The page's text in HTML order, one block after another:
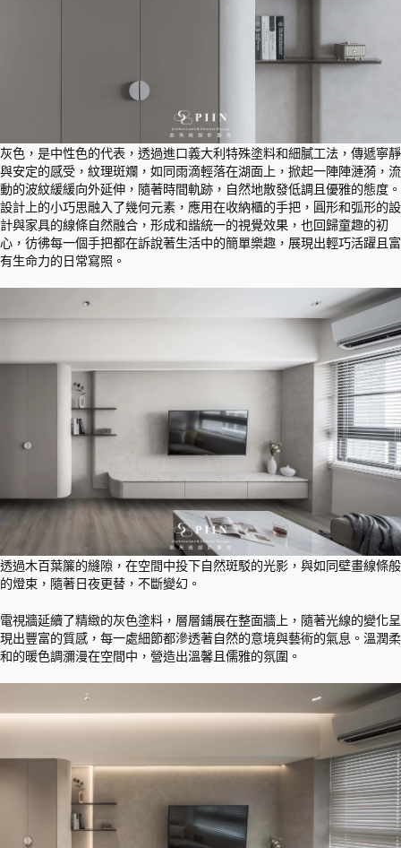
灰色，是中性色的代表，透過進口義大利特殊塗料和細膩工法，傳遞寧靜
與安定的感受，紋理斑斕，如同雨滴輕落在湖面上，掀起一陣陣漣漪，流
動的波紋緩緩向外延伸，隨著時間軌跡，自然地散發低調且優雅的態度。
設計上的小巧思融入了幾何元素，應用在收納櫃的手把，圓形和弧形的設
計與家具的線條自然融合，形成和諧統一的視覺效果，也回歸童趣的初
心，彷彿每一個手把都在訴說著生活中的簡單樂趣，展現出輕巧活躍且富
有生命力的日常寫照。
透過木百葉簾的縫隙，在空間中投下自然斑駁的光影，與如同壁畫線條般
的燈束，隨著日夜更替，不斷變幻。
電視牆延續了精緻的灰色塗料，層層鋪展在整面牆上，隨著光線的變化呈
現出豐富的質感，每一處細節都滲透著自然的意境與藝術的氣息。溫潤柔
和的暖色調瀰漫在空間中，營造出溫馨且儒雅的氛圍。